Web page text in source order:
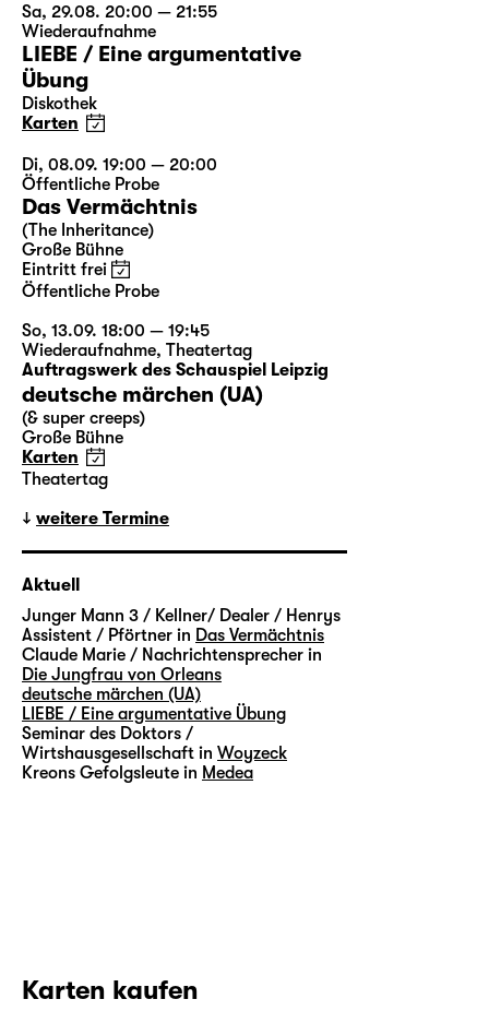
Sa, 29.08. 20:00 — 21:55
Wiederaufnahme
LIEBE / Eine argumentative
Übung
Diskothek
Karten
Di, 08.09. 19:00 — 20:00
Öffentliche Probe
Das Vermächtnis
(The Inheritance)
Große Bühne
Eintritt frei
Öffentliche Probe
So, 13.09. 18:00 — 19:45
Wiederaufnahme, Theatertag
Auftragswerk des Schauspiel Leipzig
deutsche märchen (UA)
(& super creeps)
Große Bühne
Karten
Theatertag
weitere Termine
Aktuell
Junger Mann 3 / Kellner/ Dealer / Henrys
Assistent / Pförtner in Das Vermächtnis
Claude Marie / Nachrichtensprecher in
Die Jungfrau von Orleans
deutsche märchen (UA)
LIEBE / Eine argumentative Übung
Seminar des Doktors /
Wirtshausgesellschaft in Woyzeck
Kreons Gefolgsleute in Medea
Karten kaufen